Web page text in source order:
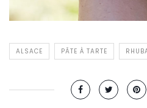
ALSACE PÂTE À TARTE